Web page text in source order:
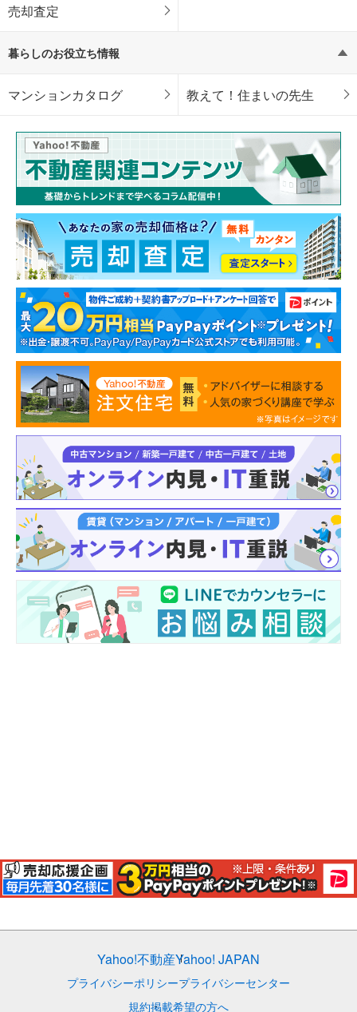
売却査定
暮らしのお役立ち情報
マンションカタログ 教えて！住まいの先生
Yahoo!不動産Yahoo! JAPAN
プライバシーポリシープライバシーセンター
規約掲載希望の方へ